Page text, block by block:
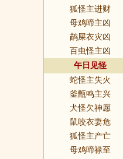
狐怪主进财
母鸡啼主凶
鹋屎衣灾凶
百虫怪主凶
午日见怪
蛇怪主失火
釜甑鸣主兴
犬怪欠神愿
鼠咬衣妻危
狐怪主产亡
母鸡啼禄至